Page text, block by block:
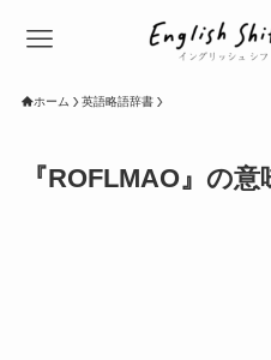
ホーム 英語略語辞書
『ROFLMAO』の